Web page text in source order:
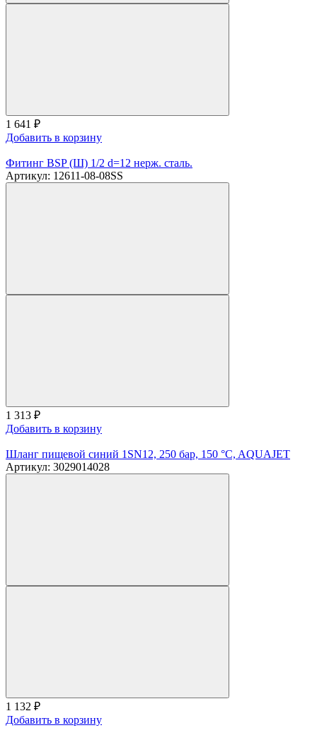
1 641 ₽
Добавить в корзину
Фитинг BSP (Ш) 1/2 d=12 нерж. сталь.
Артикул: 12611-08-08SS
1 313 ₽
Добавить в корзину
Шланг пищевой синий 1SN12, 250 бар, 150 °C, AQUAJET
Артикул: 3029014028
1 132 ₽
Добавить в корзину